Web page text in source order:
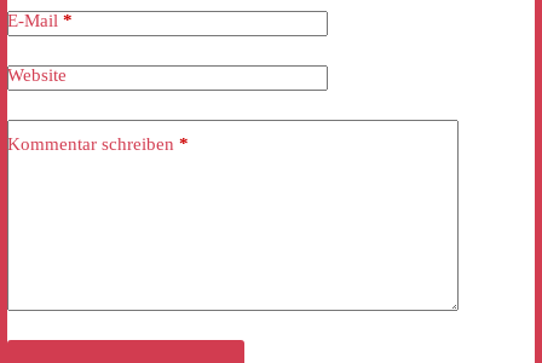
E-Mail *
Website
Kommentar schreiben *